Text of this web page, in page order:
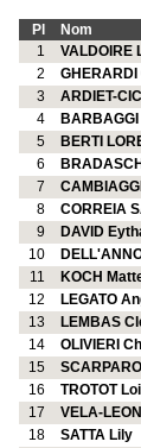
Pl Nom
1
VALDOIRE
2
3
ARDIET-
4
5
BERTI
6
7
8
CORREIA
9
DAVID
10
11
KOCH
12
LEGATO
13
LEMBAS
14
OLIVIERI
15
16
TROTOT
17
VELA-
18
SATTA Lily